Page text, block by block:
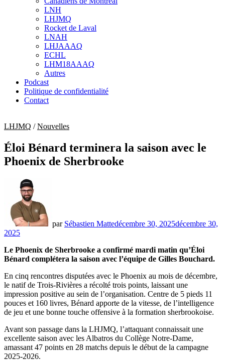
sub
menu
LNH
LHJMQ
Rocket de Laval
LNAH
LHJAAAQ
ECHL
LHM18AAAQ
Autres
Podcast
Politique de confidentialité
Contact
LHJMQ /Nouvelles
Éloi Bénard terminera la saison avec le
Phoenix de Sherbrooke
par Sébastien Mattedécembre 30, 2025décembre 30,
2025
Le Phoenix de Sherbrooke a confirmé mardi matin qu’Éloi
Bénard complétera la saison avec l’équipe de Gilles Bouchard.
En cinq rencontres disputées avec le Phoenix au mois de décembre,
le natif de Trois-Rivières a récolté trois points, laissant une
impression positive au sein de l’organisation. Centre de 5 pieds 11
pouces et 160 livres, Bénard apporte de la vitesse, de l’intelligence
de jeu et une bonne touche offensive à la formation sherbrookoise.
Avant son passage dans la LHJMQ, l’attaquant connaissait une
excellente saison avec les Albatros du Collège Notre-Dame,
amassant 47 points en 28 matchs depuis le début de la campagne
2025-2026.